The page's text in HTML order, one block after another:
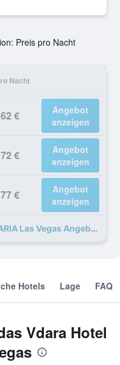
Preis pro Nacht
Nacht
62 €
Angebot
anzeigen
72 €
Angebot
anzeigen
77 €
Angebot
anzeigen
75 weitere Vdara Hotel & Spa at ARIA Las Vegas Angebote
Hotels Lage FAQ
Vdara Hotel